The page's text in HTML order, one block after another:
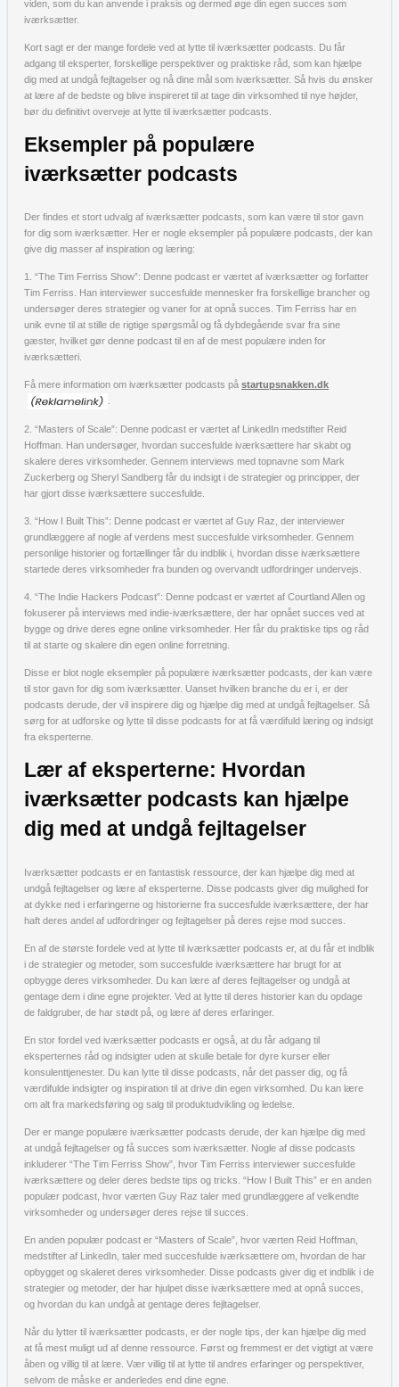
viden, som du kan anvende i praksis og dermed øge din egen succes som
iværksætter.
Kort sagt er der mange fordele ved at lytte til iværksætter podcasts. Du får
adgang til eksperter, forskellige perspektiver og praktiske råd, som kan hjælpe
dig med at undgå fejltagelser og nå dine mål som iværksætter. Så hvis du ønsker
at lære af de bedste og blive inspireret til at tage din virksomhed til nye højder,
bør du definitivt overveje at lytte til iværksætter podcasts.
Eksempler på populære
iværksætter podcasts
Der findes et stort udvalg af iværksætter podcasts, som kan være til stor gavn
for dig som iværksætter. Her er nogle eksempler på populære podcasts, der kan
give dig masser af inspiration og læring:
1. “The Tim Ferriss Show”: Denne podcast er værtet af iværksætter og forfatter
Tim Ferriss. Han interviewer succesfulde mennesker fra forskellige brancher og
undersøger deres strategier og vaner for at opnå succes. Tim Ferriss har en
unik evne til at stille de rigtige spørgsmål og få dybdegående svar fra sine
gæster, hvilket gør denne podcast til en af de mest populære inden for
iværksætteri.
Få mere information om iværksætter podcasts på startupsnakken.dk
2. “Masters of Scale”: Denne podcast er værtet af LinkedIn medstifter Reid
Hoffman. Han undersøger, hvordan succesfulde iværksættere har skabt og
skalere deres virksomheder. Gennem interviews med topnavne som Mark
Zuckerberg og Sheryl Sandberg får du indsigt i de strategier og principper, der
har gjort disse iværksættere succesfulde.
3. “How I Built This”: Denne podcast er værtet af Guy Raz, der interviewer
grundlæggere af nogle af verdens mest succesfulde virksomheder. Gennem
personlige historier og fortællinger får du indblik i, hvordan disse iværksættere
startede deres virksomheder fra bunden og overvandt udfordringer undervejs.
4. “The Indie Hackers Podcast”: Denne podcast er værtet af Courtland Allen og
fokuserer på interviews med indie-iværksættere, der har opnået succes ved at
bygge og drive deres egne online virksomheder. Her får du praktiske tips og råd
til at starte og skalere din egen online forretning.
Disse er blot nogle eksempler på populære iværksætter podcasts, der kan være
til stor gavn for dig som iværksætter. Uanset hvilken branche du er i, er der
podcasts derude, der vil inspirere dig og hjælpe dig med at undgå fejltagelser. Så
sørg for at udforske og lytte til disse podcasts for at få værdifuld læring og indsigt
fra eksperterne.
Lær af eksperterne: Hvordan
iværksætter podcasts kan hjælpe
dig med at undgå fejltagelser
Iværksætter podcasts er en fantastisk ressource, der kan hjælpe dig med at
undgå fejltagelser og lære af eksperterne. Disse podcasts giver dig mulighed for
at dykke ned i erfaringerne og historierne fra succesfulde iværksættere, der har
haft deres andel af udfordringer og fejltagelser på deres rejse mod succes.
En af de største fordele ved at lytte til iværksætter podcasts er, at du får et indblik
i de strategier og metoder, som succesfulde iværksættere har brugt for at
opbygge deres virksomheder. Du kan lære af deres fejltagelser og undgå at
gentage dem i dine egne projekter. Ved at lytte til deres historier kan du opdage
de faldgruber, de har stødt på, og lære af deres erfaringer.
En stor fordel ved iværksætter podcasts er også, at du får adgang til
eksperternes råd og indsigter uden at skulle betale for dyre kurser eller
konsulenttjenester. Du kan lytte til disse podcasts, når det passer dig, og få
værdifulde indsigter og inspiration til at drive din egen virksomhed. Du kan lære
om alt fra markedsføring og salg til produktudvikling og ledelse.
Der er mange populære iværksætter podcasts derude, der kan hjælpe dig med
at undgå fejltagelser og få succes som iværksætter. Nogle af disse podcasts
inkluderer “The Tim Ferriss Show”, hvor Tim Ferriss interviewer succesfulde
iværksættere og deler deres bedste tips og tricks. “How I Built This” er en anden
populær podcast, hvor værten Guy Raz taler med grundlæggere af velkendte
virksomheder og undersøger deres rejse til succes.
En anden populær podcast er “Masters of Scale”, hvor værten Reid Hoffman,
medstifter af LinkedIn, taler med succesfulde iværksættere om, hvordan de har
opbygget og skaleret deres virksomheder. Disse podcasts giver dig et indblik i de
strategier og metoder, der har hjulpet disse iværksættere med at opnå succes,
og hvordan du kan undgå at gentage deres fejltagelser.
Når du lytter til iværksætter podcasts, er der nogle tips, der kan hjælpe dig med
at få mest muligt ud af denne ressource. Først og fremmest er det vigtigt at være
åben og villig til at lære. Vær villig til at lytte til andres erfaringer og perspektiver,
selvom de måske er anderledes end dine egne.